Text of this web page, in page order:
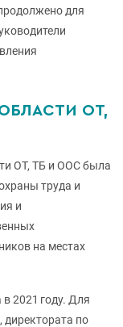
для
ОТ,
ОТ, ТБ и ООС была
труда и
и
на местах
2021 году. Для
директората по